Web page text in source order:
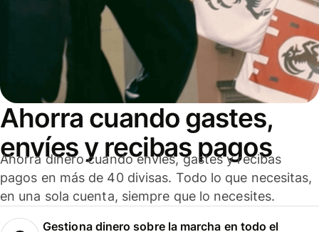
Ahorra cuando gastes,
envíes y recibas pagos
Ahorra dinero cuando envíes, gastes y recibas
pagos en más de 40 divisas. Todo lo que necesitas,
en una sola cuenta, siempre que lo necesites.
Gestiona dinero sobre la marcha en todo el